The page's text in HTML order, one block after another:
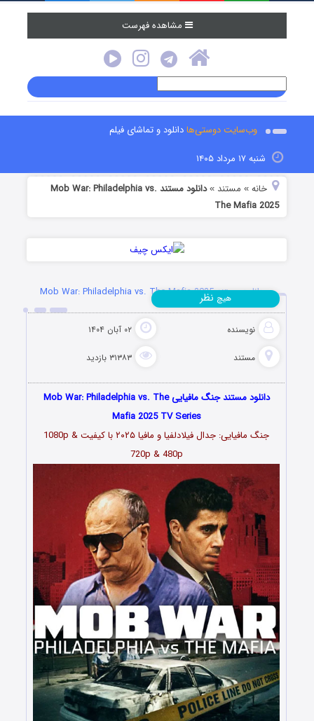
مشاهده فهرست
وب‌سایت دوستی‌هادانلود و تماشای فیلم
شنبه ۱۷ مرداد ۱۴۰۵
خانه » مستند »
دانلود مستند Mob War: Philadelphia vs.
The Mafia 2025
دانلود مستند Mob War: Philadelphia vs. The Mafia 2025
نویسنده ۰۲ آبان ۱۴۰۴
مستند ۳۱۳۸۳ بازدید
هیچ نظر
دانلود مستند جنگ مافیایی Mob War: Philadelphia vs. The
Mafia 2025 TV Series
جنگ مافیایی: جدال فیلادلفیا و مافیا ۲۰۲۵ با کیفیت 1080p &
720p & 480p